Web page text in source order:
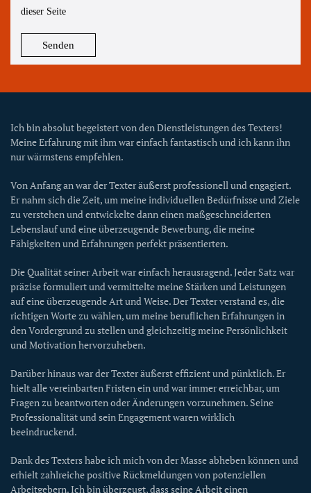
dieser Seite
Senden
Ich bin absolut begeistert von den Dienstleistungen des Texters!
Meine Erfahrung mit ihm war einfach fantastisch und ich kann ihn
nur wärmstens empfehlen.
Von Anfang an war der Texter äußerst professionell und engagiert.
Er nahm sich die Zeit, um meine individuellen Bedürfnisse und Ziele
zu verstehen und entwickelte dann einen maßgeschneiderten
Lebenslauf und eine überzeugende Bewerbung, die meine
Fähigkeiten und Erfahrungen perfekt präsentierten.
Die Qualität seiner Arbeit war einfach herausragend. Jeder Satz war
präzise formuliert und vermittelte meine Stärken und Leistungen
auf eine überzeugende Art und Weise. Der Texter verstand es, die
richtigen Worte zu wählen, um meine beruflichen Erfahrungen in
den Vordergrund zu stellen und gleichzeitig meine Persönlichkeit
und Motivation hervorzuheben.
Darüber hinaus war der Texter äußerst effizient und pünktlich. Er
hielt alle vereinbarten Fristen ein und war immer erreichbar, um
Fragen zu beantworten oder Änderungen vorzunehmen. Seine
Professionalität und sein Engagement waren wirklich
beeindruckend.
Dank des Texters habe ich mich von der Masse abheben können und
erhielt zahlreiche positive Rückmeldungen von potenziellen
Arbeitgebern. Ich bin überzeugt, dass seine Arbeit einen